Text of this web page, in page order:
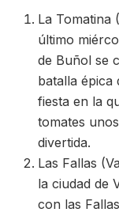
La Tomatina
último
de Buñol se
batalla épica
fiesta en la
tomates
divertida.
Las Fallas
la ciudad de
con las